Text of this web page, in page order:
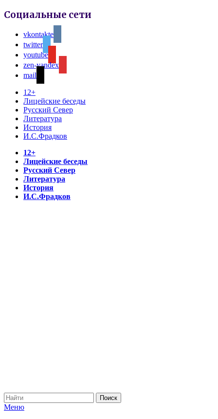
Социальные сети
vkontakte
twitter
youtube
zen-yandex
mail
12+
Лицейские беседы
Русский Север
Литература
История
И.С.Фрадков
12+
Лицейские беседы
Русский Север
Литература
История
И.С.Фрадков
Меню